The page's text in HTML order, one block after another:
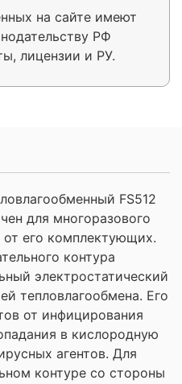
на сайте имеют
РФ
лицензии и РУ.
FS512
для многоразового
от его комплектующих.
контура
электростатический
тепловлагообмена. Его
от инфицирования
в кислородную
агентов. Для
контуре со стороны